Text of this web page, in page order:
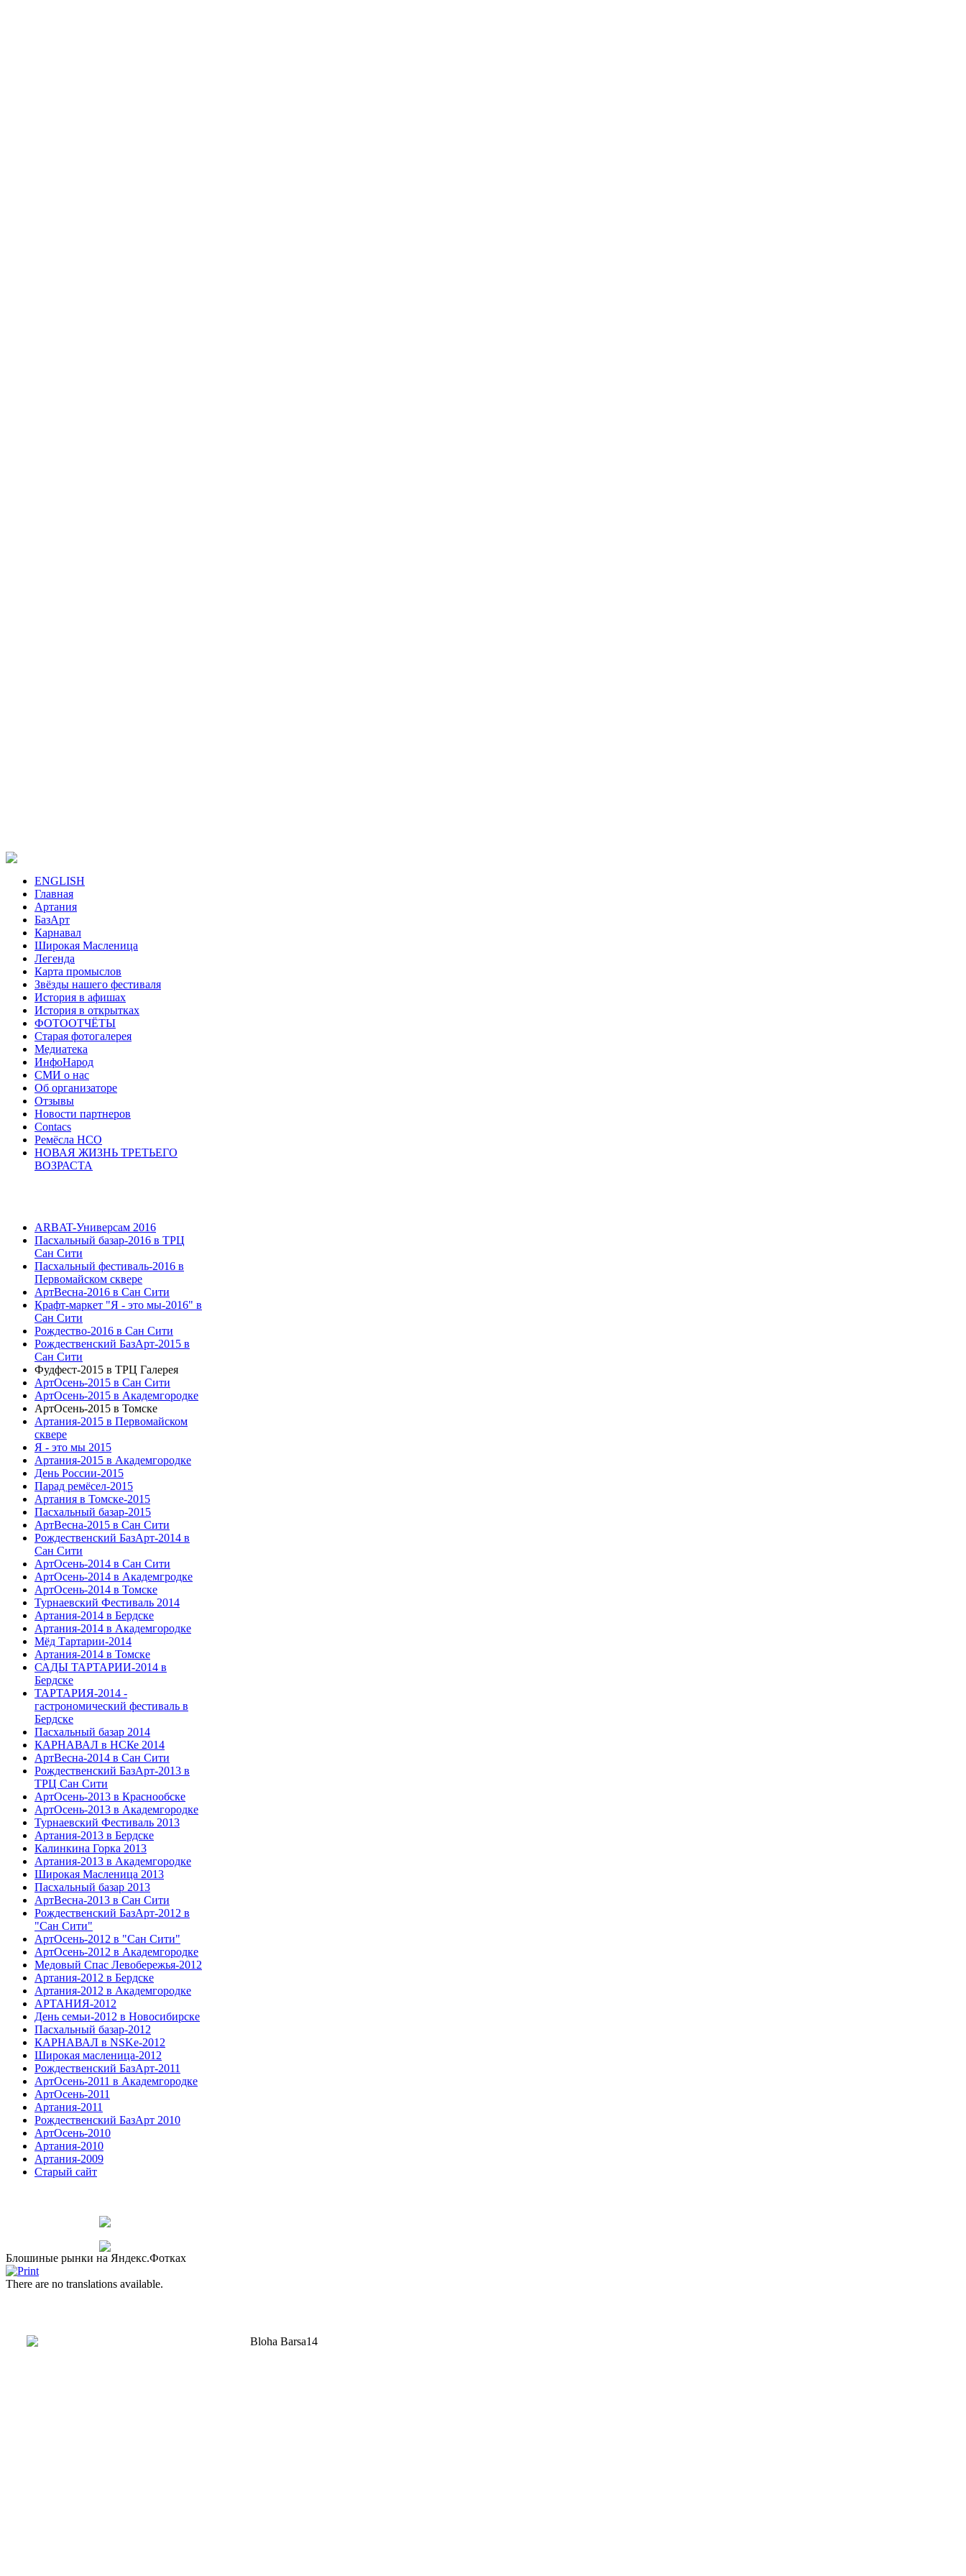
ENGLISH
Главная
Артания
БазАрт
Карнавал
Широкая Масленица
Легенда
Карта промыслов
Звёзды нашего фестиваля
История в афишах
История в открытках
ФОТООТЧЁТЫ
Старая фотогалерея
Медиатека
ИнфоНарод
СМИ о нас
Об организаторе
Отзывы
Новости партнеров
Contacs
Ремёсла НСО
НОВАЯ ЖИЗНЬ ТРЕТЬЕГО
ВОЗРАСТА
ARBAT-Универсам 2016
Пасхальный базар-2016 в ТРЦ
Сан Сити
Пасхальный фестиваль-2016 в
Первомайском сквере
АртВесна-2016 в Сан Сити
Крафт-маркет "Я - это мы-2016" в
Сан Сити
Рождество-2016 в Сан Сити
Рождественский БазАрт-2015 в
Сан Сити
Фудфест-2015 в ТРЦ Галерея
АртОсень-2015 в Сан Сити
АртОсень-2015 в Академгородке
АртОсень-2015 в Томске
Артания-2015 в Первомайском
сквере
Я - это мы 2015
Артания-2015 в Академгородке
День России-2015
Парад ремёсел-2015
Артания в Томске-2015
Пасхальный базар-2015
АртВесна-2015 в Сан Сити
Рождественский БазАрт-2014 в
Сан Сити
АртОсень-2014 в Сан Сити
АртОсень-2014 в Академгродке
АртОсень-2014 в Томске
Турнаевский Фестиваль 2014
Артания-2014 в Бердске
Артания-2014 в Академгородке
Мёд Тартарии-2014
Артания-2014 в Томске
САДЫ ТАРТАРИИ-2014 в
Бердске
ТАРТАРИЯ-2014 -
гастрономический фестиваль в
Бердске
Пасхальный базар 2014
КАРНАВАЛ в НСКе 2014
АртВесна-2014 в Сан Сити
Рождественский БазАрт-2013 в
ТРЦ Сан Сити
АртОсень-2013 в Краснообске
АртОсень-2013 в Академгородке
Турнаевский Фестиваль 2013
Артания-2013 в Бердске
Калинкина Горка 2013
Артания-2013 в Академгородке
Широкая Масленица 2013
Пасхальный базар 2013
АртВесна-2013 в Сан Сити
Рождественский БазАрт-2012 в
"Сан Сити"
АртОсень-2012 в "Сан Сити"
АртОсень-2012 в Академгородке
Медовый Спас Левобережья-2012
Артания-2012 в Бердске
Артания-2012 в Академгородке
АРТАНИЯ-2012
День семьи-2012 в Новосибирске
Пасхальный базар-2012
КАРНАВАЛ в NSKe-2012
Широкая масленица-2012
Рождественский БазАрт-2011
АртОсень-2011 в Академгородке
АртОсень-2011
Артания-2011
Рождественский БазАрт 2010
АртОсень-2010
Артания-2010
Артания-2009
Старый сайт
Блошиные рынки на Яндекс.Фотках
There are no translations available.